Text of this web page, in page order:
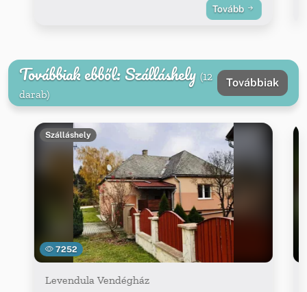
Tovább
Továbbiak ebből: Szálláshely (12
darab)
Továbbiak
7252
Szálláshely
Levendula Vendégház